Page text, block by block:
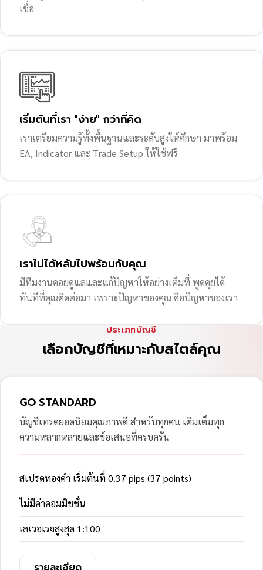
เชื่อ
เริ่มต้นที่เรา "ง่าย" กว่าที่คิด
เราเตรียมความรู้ทั้งพื้นฐานและระดับสูงให้ศึกษา มาพร้อม
EA, Indicator และ Trade Setup ให้ใช้ฟรี
เราไม่ได้หลับไปพร้อมกับคุณ
มีทีมงานคอยดูแลและแก้ปัญหาให้อย่างเต็มที่ พูดคุยได้
ทันทีที่คุณติดต่อมา เพราะปัญหาของคุณ คือปัญหาของเรา
ประเภทบัญชี
เลือกบัญชีที่เหมาะกับสไตล์คุณ
GO STANDARD
บัญชีเทรดยอดนิยมคุณภาพดี สำหรับทุกคน เติมเต็มทุก
ความหลากหลายและข้อเสนอที่ครบครัน
สเปรดทองคำ เริ่มต้นที่ 0.37 pips (37 points)
ไม่มีค่าคอมมิชชั่น
เลเวอเรจสูงสุด 1:100